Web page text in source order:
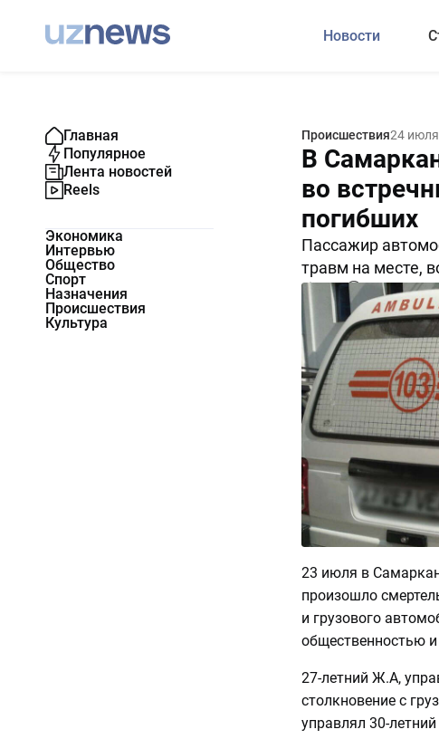
Новости
Главная
Популярное
Лента новостей
Reels
Экономика
Интервью
Общество
Спорт
Назначения
Происшествия
Культура
Происшествия24
В
во
погибших
Пассажир
травм на месте,
6252 0
23 июля в
произошло
и грузового
общественностью
27-летний Ж.А,
столкновение с
управлял 30-